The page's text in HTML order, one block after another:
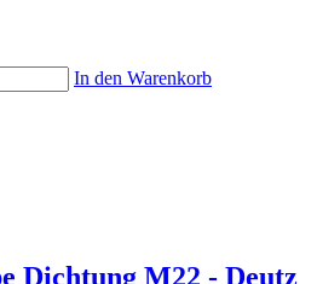
In den Warenkorb
Dichtung M22 - Deutz